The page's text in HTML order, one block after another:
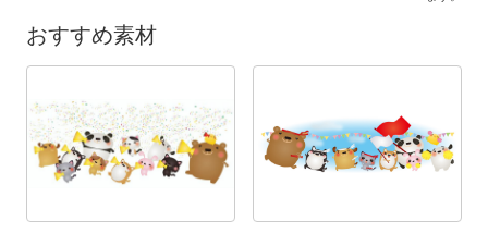
おすすめ素材